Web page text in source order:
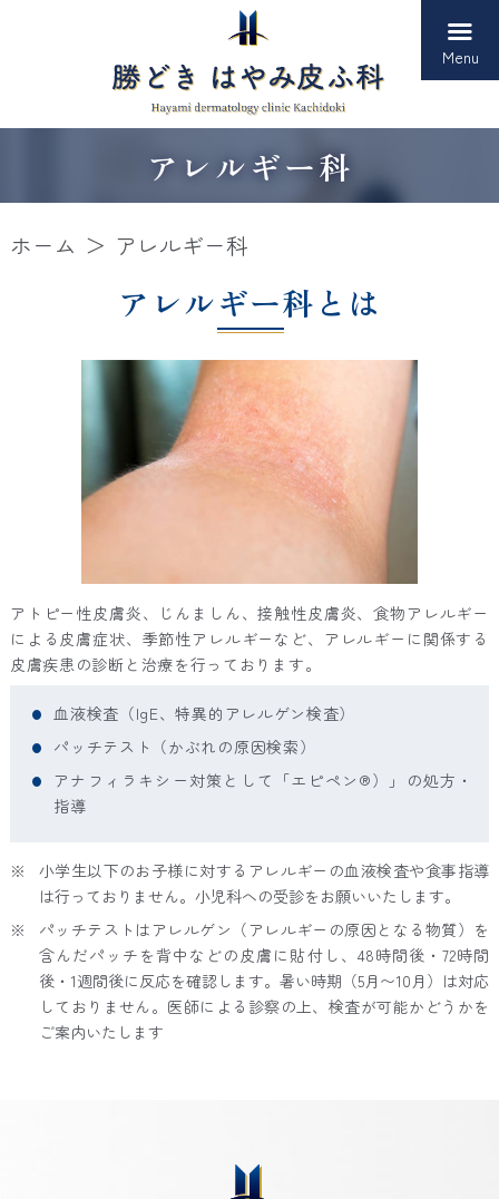
Menu
アレルギー科
ホーム アレルギー科
アレルギー科とは
アトピー性皮膚炎、じんましん、接触性皮膚炎、食物アレルギー
による皮膚症状、季節性アレルギーなど、アレルギーに関係する
皮膚疾患の診断と治療を行っております。
血液検査（IgE、特異的アレルゲン検査）
パッチテスト（かぶれの原因検索）
アナフィラキシー対策として「エピペン®）」の処方・
指導
※
小学生以下のお子様に対するアレルギーの血液検査や食事指導
は行っておりません。小児科への受診をお願いいたします。
※
パッチテストはアレルゲン（アレルギーの原因となる物質）を
含んだパッチを背中などの皮膚に貼付し、48時間後・72時間
後・1週間後に反応を確認します。暑い時期（5月〜10月）は対応
しておりません。医師による診察の上、検査が可能かどうかを
ご案内いたします